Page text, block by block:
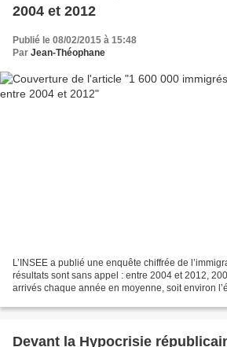
2004 et 2012
Publié le 08/02/2015 à 15:48
Par Jean-Théophane
L’INSEE a publié une enquête chiffrée de
résultats sont sans appel : entre 2004 et 2012,
arrivés chaque année en moyenne, soit environ
Devant la Hypocrisie